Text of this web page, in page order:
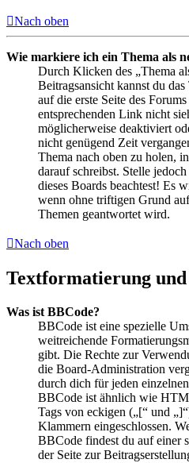
Nach oben
Wie markiere ich ein Thema als
Durch Klicken des „Thema
Beitragsansicht kannst du
auf die erste Seite des
entsprechenden Link nicht
möglicherweise deaktiviert
nicht genügend Zeit
Thema nach oben zu holen,
darauf schreibst. Stelle
dieses Boards beachtest! Es
wenn ohne triftigen Grund
Themen geantwortet wird.
Nach oben
Textformatierung
Was ist BBCode?
BBCode ist eine spezielle
weitreichende
gibt. Die Rechte zur
die Board-Administration
durch dich für jeden
BBCode ist ähnlich wie
Tags von eckigen („[“ und
Klammern eingeschlossen.
BBCode findest du auf einer
der Seite zur